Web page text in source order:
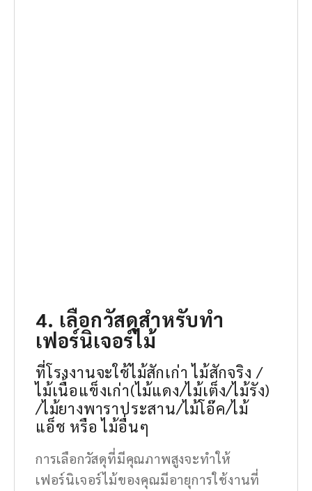
4. เลือกวัสดุสำหรับทำ
เฟอร์นิเจอร์ไม้
ที่โรงงานจะใช้ไม้สักเก่า ไม้สักจริง /
ไม้เนื้อแข็งเก่า(ไม้แดง/ไม้เต็ง/ไม้รัง)
/ไม้ยางพาราประสาน/ไม้โอ๊ค/ไม้
แอ็ช หรือ ไม้อื่นๆ
การเลือกวัสดุที่มีคุณภาพสูงจะทำให้
เฟอร์นิเจอร์ไม้ของคุณมีอายุการใช้งานที่